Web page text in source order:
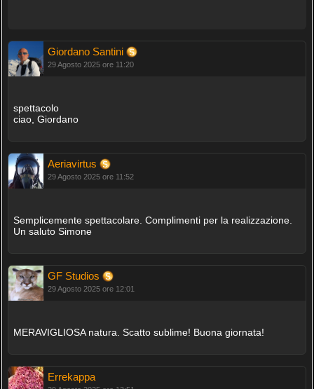
Giordano Santini
29 Agosto 2025 ore 11:20
spettacolo
ciao, Giordano
Aeriavirtus
29 Agosto 2025 ore 11:52
Semplicemente spettacolare. Complimenti per la realizzazione.
Un saluto Simone
GF Studios
29 Agosto 2025 ore 12:01
MERAVIGLIOSA natura. Scatto sublime! Buona giornata!
Errekappa